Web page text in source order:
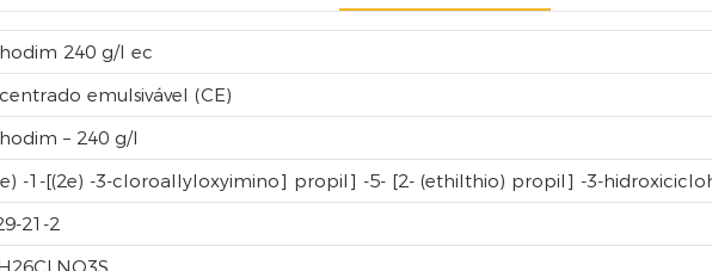
240 g/l ec
emulsivável (CE)
– 240 g/l
-1-[(2e) -3-cloroallyloxyimino] propil] -5- [2- (ethilthio) propil] -3-
21-2